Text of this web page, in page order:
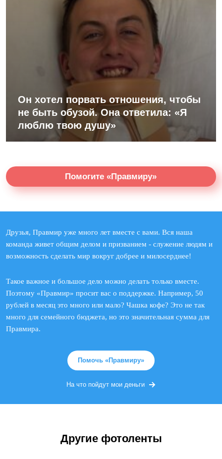
Он хотел порвать отношения, чтобы
не быть обузой. Она ответила: «Я
люблю твою душу»
Помогите «Правмиру»
Друзья, Правмир уже много лет вместе с вами. Вся наша
команда живет общим делом и призванием - служение людям и
возможность сделать мир вокруг добрее и милосерднее!
Такое важное и большое дело можно делать только вместе.
Поэтому «Правмир» просит вас о поддержке. Например, 50
рублей в месяц это много или мало? Чашка кофе? Это не так
много для семейного бюджета, но это значительная сумма для
Правмира.
Помочь «Правмиру»
На что пойдут мои деньги
Другие фотоленты